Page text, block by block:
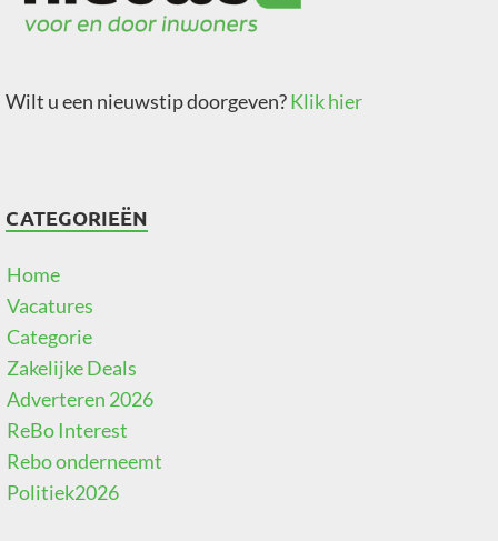
Wilt u een nieuwstip doorgeven?Klik hier
CATEGORIEËN
Home
Vacatures
Categorie
Zakelijke Deals
Adverteren 2026
ReBo Interest
Rebo onderneemt
Politiek2026